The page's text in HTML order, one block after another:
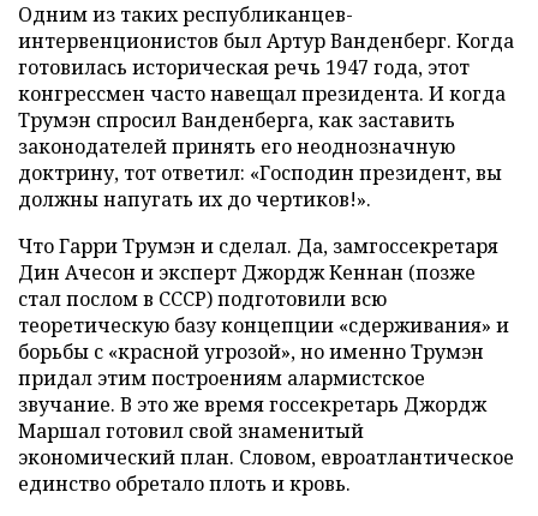
Одним из таких республиканцев-
интервенционистов был Артур Ванденберг. Когда
готовилась историческая речь 1947 года, этот
конгрессмен часто навещал президента. И когда
Трумэн спросил Ванденберга, как заставить
законодателей принять его неоднозначную
доктрину, тот ответил: «Господин президент, вы
должны напугать их до чертиков!».
Что Гарри Трумэн и сделал. Да, замгоссекретаря
Дин Ачесон и эксперт Джордж Кеннан (позже
стал послом в СССР) подготовили всю
теоретическую базу концепции «сдерживания» и
борьбы с «красной угрозой», но именно Трумэн
придал этим построениям алармистское
звучание. В это же время госсекретарь Джордж
Маршал готовил свой знаменитый
экономический план. Словом, евроатлантическое
единство обретало плоть и кровь.